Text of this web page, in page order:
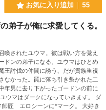
お気に入り追加 55
弟子が俺に求愛してくる。
されたユウマ。彼は戦い方を覚え
ドンの弟子になる。ユウマはひとめ
王討伐の仲間に誘う。だが貴族重視
なかった。罠に落ち引き裂かれた二
年男に去り下がったゴードンの前に
ウマはダークになっていきます。 ダ
エロシーンに*マーク。 大好き